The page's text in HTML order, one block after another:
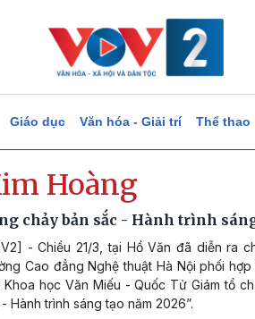
Giáo dục Văn hóa - Giải trí Thể thao
Hoàng
chảy bản sắc - Hành trình
- Chiều 21/3, tại Hồ Văn đã diễn ra
Cao đẳng Nghệ thuật Hà Nội phối
Khoa học Văn Miếu - Quốc Tử Giám tổ
Hành trình sáng tạo năm 2026”.